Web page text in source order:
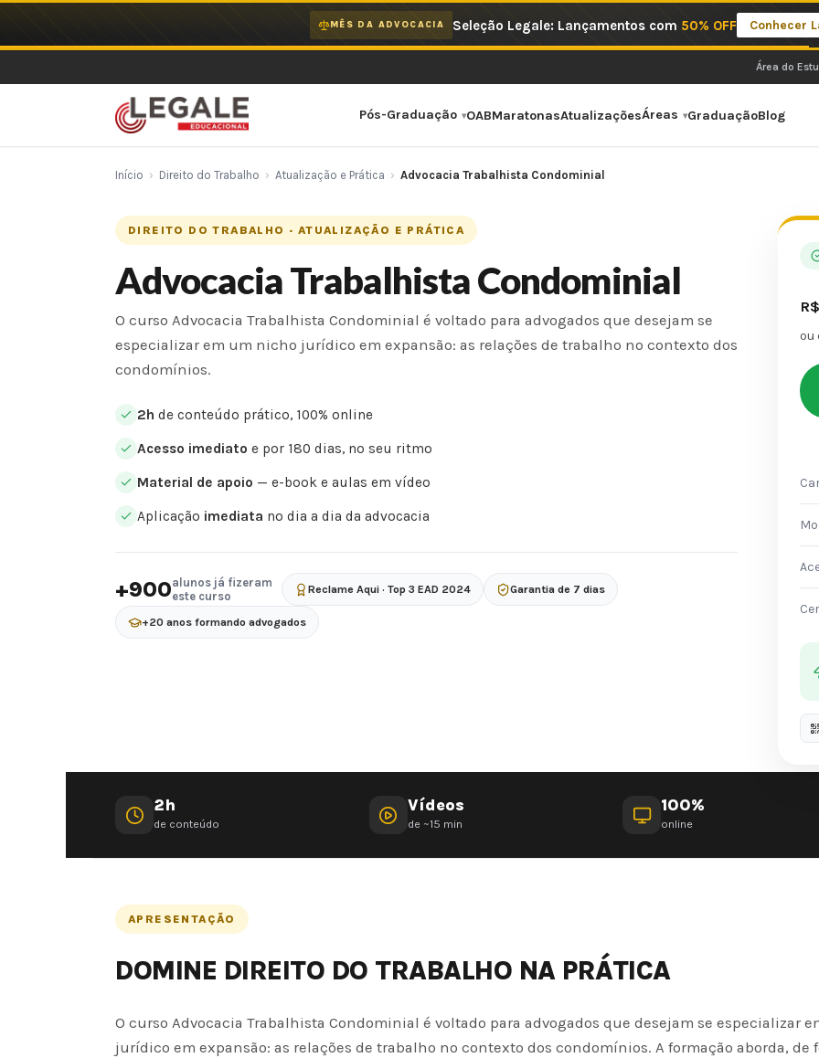
o
MÊS DA ADVOCACIA Seleção Legale: Lançamentos com 50% OFF Conhecer
Área do
Pós-Graduação OABMaratonasAtualizaçõesÁreas GraduaçãoBlog
Início › Direito do Trabalho › Atualização e Prática › Advocacia Trabalhista Condominial
DIREITO DO TRABALHO · ATUALIZAÇÃO E PRÁTICA
Advocacia Trabalhista Condominial
O curso Advocacia Trabalhista Condominial é voltado para advogados que desejam se
especializar em um nicho jurídico em expansão: as relações de trabalho no contexto dos
condomínios.
2h de conteúdo prático, 100% online
Acesso imediato e por 180 dias, no seu ritmo
Material de apoio — e-book e aulas em vídeo
Aplicação imediata no dia a dia da advocacia
+900alunos já fizeram
este curso
Reclame Aqui · Top 3 EAD 2024 Garantia de 7 dias
+20 anos formando advogados
ou
2h
de conteúdo
Vídeos
de ~15 min
100%
online
APRESENTAÇÃO
DOMINE DIREITO DO TRABALHO NA PRÁTICA
O curso Advocacia Trabalhista Condominial é voltado para advogados que desejam se especializar
jurídico em expansão: as relações de trabalho no contexto dos condomínios. A formação aborda, de